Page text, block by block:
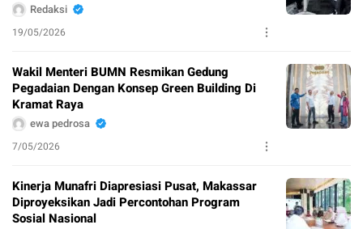
Redaksi
19/05/2026
Wakil Menteri BUMN Resmikan Gedung
Pegadaian Dengan Konsep Green Building Di
Kramat Raya
ewa pedrosa
7/05/2026
Kinerja Munafri Diapresiasi Pusat, Makassar
Diproyeksikan Jadi Percontohan Program
Sosial Nasional